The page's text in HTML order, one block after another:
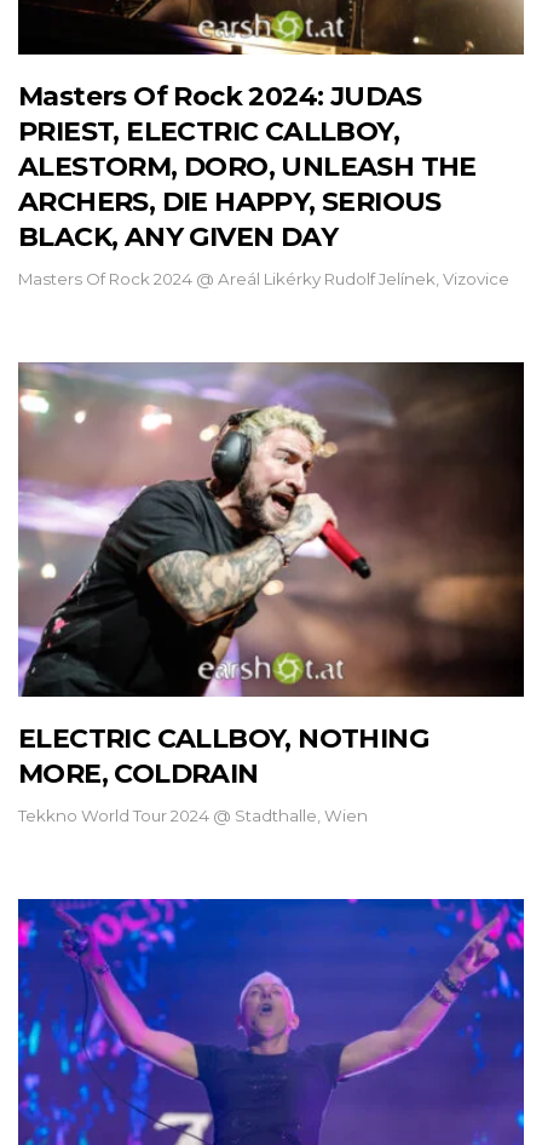
Masters Of Rock 2024: JUDAS
PRIEST, ELECTRIC CALLBOY,
ALESTORM, DORO, UNLEASH THE
ARCHERS, DIE HAPPY, SERIOUS
BLACK, ANY GIVEN DAY
Masters Of Rock 2024 @ Areál Likérky Rudolf Jelínek, Vizovice
ELECTRIC CALLBOY, NOTHING
MORE, COLDRAIN
Tekkno World Tour 2024 @ Stadthalle, Wien